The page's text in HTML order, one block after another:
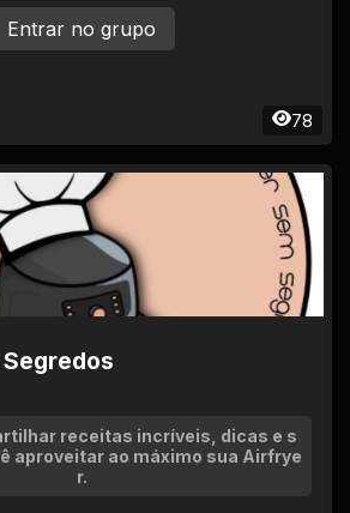
78
Entrar no grupo
receitas incríveis, dicas e s
aproveitar ao máximo sua Airfrye
r.